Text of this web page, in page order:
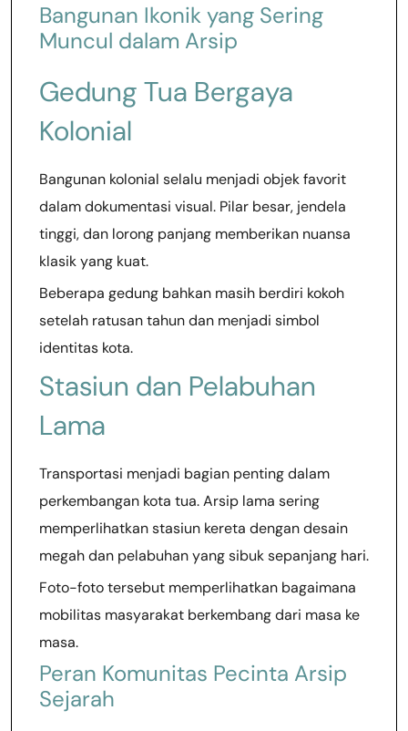
Bangunan Ikonik yang Sering
Muncul dalam Arsip
Gedung Tua Bergaya
Kolonial
Bangunan kolonial selalu menjadi objek favorit
dalam dokumentasi visual. Pilar besar, jendela
tinggi, dan lorong panjang memberikan nuansa
klasik yang kuat.
Beberapa gedung bahkan masih berdiri kokoh
setelah ratusan tahun dan menjadi simbol
identitas kota.
Stasiun dan Pelabuhan
Lama
Transportasi menjadi bagian penting dalam
perkembangan kota tua. Arsip lama sering
memperlihatkan stasiun kereta dengan desain
megah dan pelabuhan yang sibuk sepanjang hari.
Foto-foto tersebut memperlihatkan bagaimana
mobilitas masyarakat berkembang dari masa ke
masa.
Peran Komunitas Pecinta Arsip
Sejarah